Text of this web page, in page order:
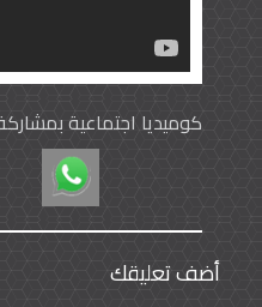
كوميديا اجتماعية
أضف تعليقك